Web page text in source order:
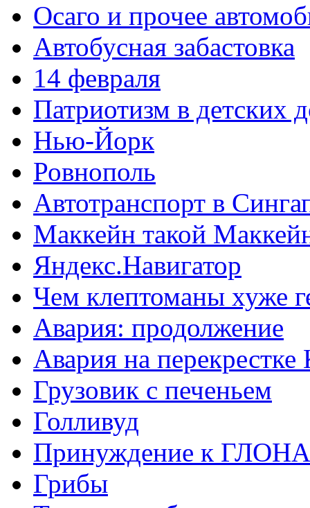
Осаго и прочее
Автобусная забастовка
14 февраля
Патриотизм в детских
Нью-Йорк
Ровнополь
Автотранспорт в
Маккейн такой
Яндекс.Навигатор
Чем клептоманы хуже
Авария: продолжение
Авария на
Грузовик с печеньем
Голливуд
Принуждение к
Грибы